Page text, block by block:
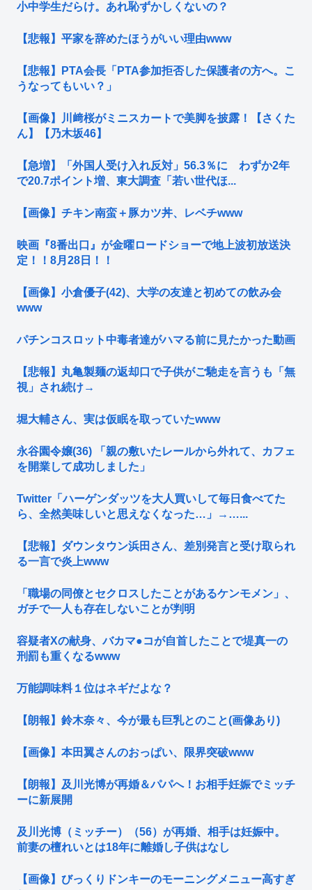
小中学生だらけ。あれ恥ずかしくないの？
【悲報】平家を辞めたほうがいい理由www
【悲報】PTA会長「PTA参加拒否した保護者の方へ。こ
うなってもいい？」
【画像】川﨑桜がミニスカートで美脚を披露！【さくた
ん】【乃木坂46】
【急増】「外国人受け入れ反対」56.3％に わずか2年
で20.7ポイント増、東大調査「若い世代ほ...
【画像】チキン南蛮＋豚カツ丼、レベチwww
映画『8番出口』が金曜ロードショーで地上波初放送決
定！！8月28日！！
【画像】小倉優子(42)、大学の友達と初めての飲み会
www
パチンコスロット中毒者達がハマる前に見たかった動画
【悲報】丸亀製麺の返却口で子供がご馳走を言うも「無
視」され続け→
堀大輔さん、実は仮眠を取っていたwww
永谷園令嬢(36) 「親の敷いたレールから外れて、カフェ
を開業して成功しました」
Twitter「ハーゲンダッツを大人買いして毎日食べてた
ら、全然美味しいと思えなくなった…」→…...
【悲報】ダウンタウン浜田さん、差別発言と受け取られ
る一言で炎上www
「職場の同僚とセクロスしたことがあるケンモメン」、
ガチで一人も存在しないことが判明
容疑者Xの献身、バカマ●コが自首したことで堤真一の
刑罰も重くなるwww
万能調味料１位はネギだよな？
【朗報】鈴木奈々、今が最も巨乳とのこと(画像あり)
【画像】本田翼さんのおっぱい、限界突破www
【朗報】及川光博が再婚＆パパへ！お相手妊娠でミッチ
ーに新展開
及川光博（ミッチー）（56）が再婚、相手は妊娠中。
前妻の檀れいとは18年に離婚し子供はなし
【画像】びっくりドンキーのモーニングメニュー高すぎ